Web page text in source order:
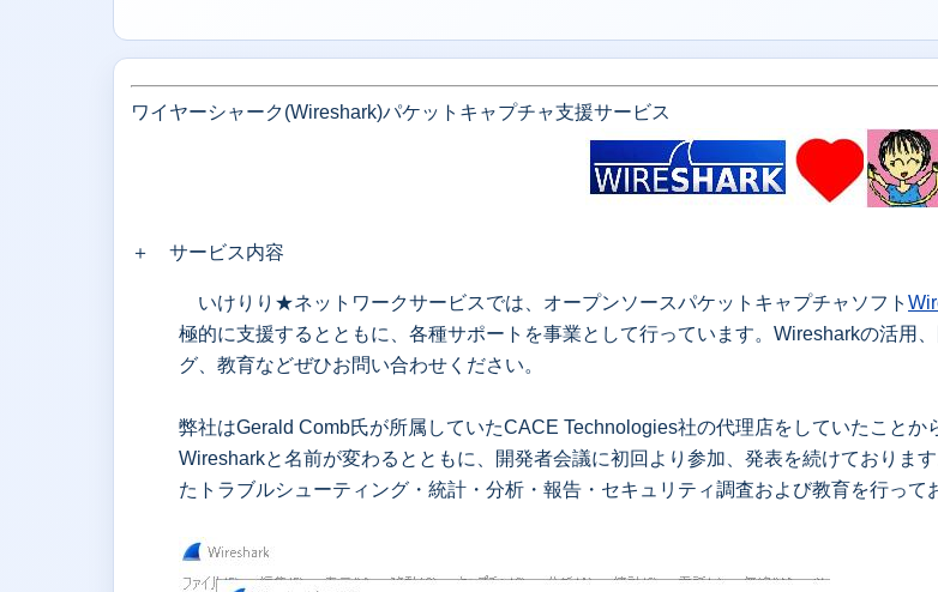
ワイヤーシャーク(Wireshark)パケットキャプチャ支援サービス
＋ サービス内容
いけりり★ネットワークサービスでは、オープンソースパケットキャプチャソフト
極的に支援するとともに、各種サポートを事業として行っています。Wiresharkの活用
グ、教育などぜひお問い合わせください。
弊社はGerald Comb氏が所属していたCACE Technologies社の代理店をしていたこと
Wiresharkと名前が変わるとともに、開発者会議に初回より参加、発表を続けておりま
たトラブルシューティング・統計・分析・報告・セキュリティ調査および教育を行って